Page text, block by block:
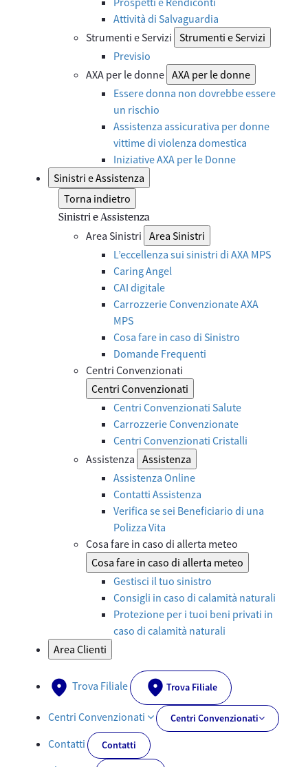
Attività di Salvaguardia
Strumenti e Servizi Strumenti e Servizi
Previsio
AXA per le donne AXA per le donne
Essere donna non dovrebbe essere
un rischio
Assistenza assicurativa per donne
vittime di violenza domestica
Iniziative AXA per le Donne
Sinistri e Assistenza
Torna indietro
Sinistri e Assistenza
Area Sinistri Area Sinistri
L’eccellenza sui sinistri di AXA MPS
Caring Angel
CAI digitale
Carrozzerie Convenzionate AXA
MPS
Cosa fare in caso di Sinistro
Domande Frequenti
Centri Convenzionati
Centri Convenzionati
Centri Convenzionati Salute
Carrozzerie Convenzionate
Centri Convenzionati Cristalli
Assistenza Assistenza
Assistenza Online
Contatti Assistenza
Verifica se sei Beneficiario di una
Polizza Vita
Cosa fare in caso di allerta meteo
Cosa fare in caso di allerta meteo
Gestisci il tuo sinistro
Consigli in caso di calamità naturali
Protezione per i tuoi beni privati in
caso di calamità naturali
Area Clienti
Trova Filiale Trova Filiale
Centri Convenzionati Centri Convenzionati
Contatti Contatti